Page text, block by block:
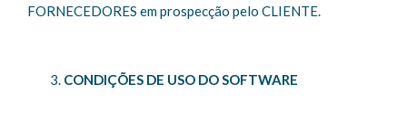
FORNECEDORES em prospecção pelo CLIENTE.
CONDIÇÕES DE USO DO SOFTWARE